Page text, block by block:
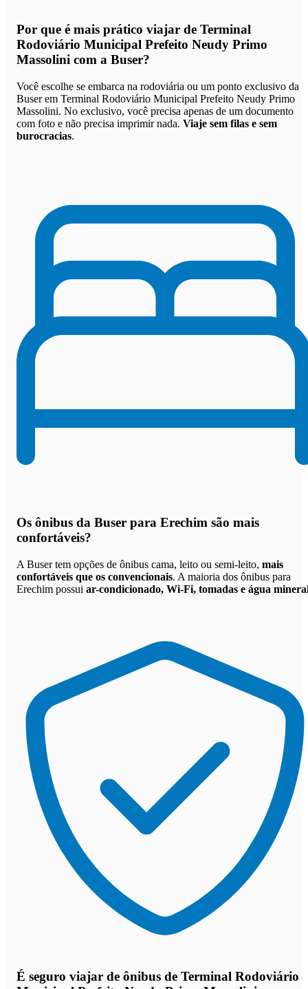
Por que é mais prático viajar de Terminal
Rodoviário Municipal Prefeito Neudy Primo
Massolini com a Buser?
Você escolhe se embarca na rodoviária ou um ponto exclusivo da
Buser em Terminal Rodoviário Municipal Prefeito Neudy Primo
Massolini. No exclusivo, você precisa apenas de um documento
com foto e não precisa imprimir nada. Viaje sem filas e sem
burocracias.
Os ônibus da Buser para Erechim são mais
confortáveis?
A Buser tem opções de ônibus cama, leito ou semi-leito, mais
confortáveis que os convencionais. A maioria dos ônibus para
Erechim possui ar-condicionado, Wi-Fi, tomadas e água
É seguro viajar de ônibus de Terminal Rodoviário